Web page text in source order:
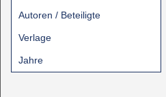
Autoren / Beteiligte
Verlage
Jahre